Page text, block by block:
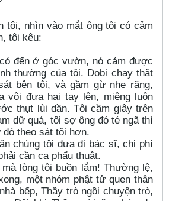
tôi, nhìn vào mắt ông tôi có cảm
tôi kêu:
đến ở góc vườn, nó cảm được
thường của tôi. Dobi chạy thật
bên tôi, và gầm gừ nhe răng,
vội đưa hai tay lên, miệng luôn
thụt lùi dần. Tôi cầm giây trên
dữ quá, tôi sợ ông đó té ngã thì
theo sát tôi hơn.
chúng tôi đưa đi bác sĩ, chi phí
cần ca phẩu thuật.
lòng tôi buồn lắm! Thường lệ,
một nhóm phật tử quen thân
bếp, Thầy trò ngồi chuyện trò,